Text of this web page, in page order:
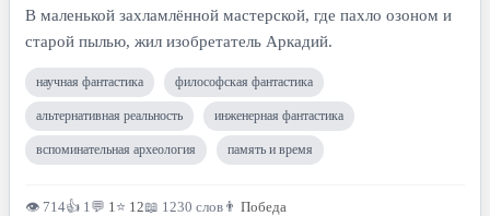
В маленькой захламлённой мастерской, где пахло озоном и
старой пылью, жил изобретатель Аркадий.
научная фантастика философская фантастика
альтернативная реальность инженерная фантастика
вспоминательная археология память и время
👁 714👍 1💬 1⭐ 12📖 1230 слов 👨 Победа